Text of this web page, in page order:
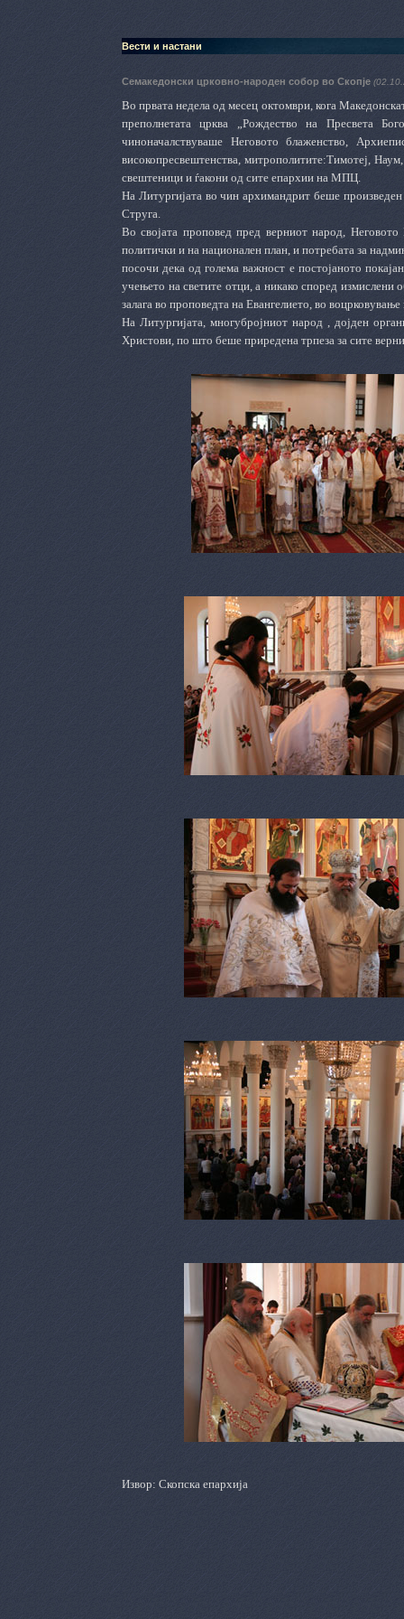
Вести и настани
Семакедонски црковно-народен собор во Скопје
Во првата недела од месец октомври, кога
преполнетата црква „Рождество на Пресвета
чиноначалствуваше Неговото блаженство,
високопресвештенства, митрополитите:Тимотеј,
свештеници и ѓакони од сите епархии на МПЦ.
На Литургијата во чин архимандрит беше
Струга.
Во својата проповед пред верниот народ,
политички и на национален план, и потребата за
посочи дека од голема важност е постојаното
учењето на светите отци, а никако според
залага во проповедта на Евангелието, во
На Литургијата, многубројниот народ , дојден
Христови, по што беше приредена трпеза за сите
Извор: Скопска епархија